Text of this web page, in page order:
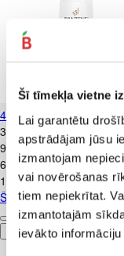
Šī tīmekļa vietne
Lai garantētu
apstrādājam jūsu
izmantojam
vai novērošanas
tiem nepiekrītat.
izmantotajām
ievākto
400ml
3
9,98€/l
6
99€
17,48€/l
Šampūns PANTENE
Pievienot